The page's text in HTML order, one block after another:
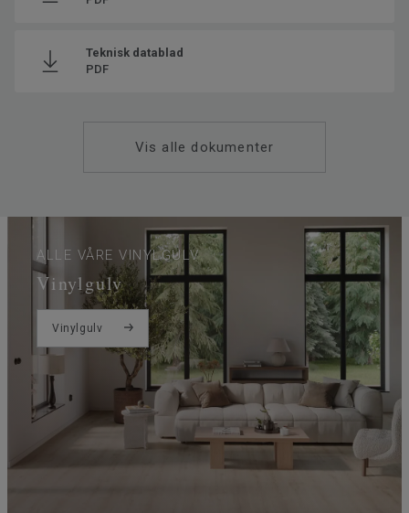
Total vekt
4 sides
Gulvvarme
Ja (maks. 27° C)
150
Bredde
24.3
Trinnlydsdempning - ∆Lw
19
Teknisk datablad
PDF
Vis alle dokumenter
ALLE VÅRE VINYLGULV
Vinylgulv
Vinylgulv